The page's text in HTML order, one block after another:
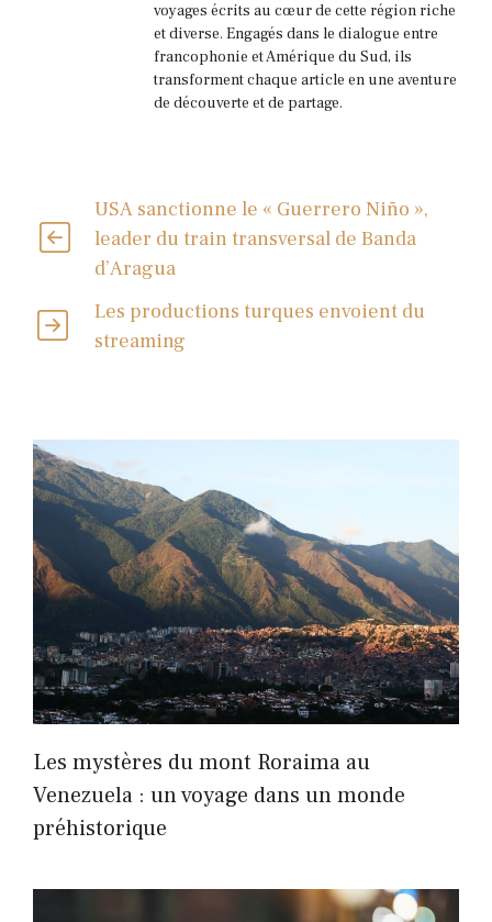
voyages écrits au cœur de cette région riche
et diverse. Engagés dans le dialogue entre
francophonie et Amérique du Sud, ils
transforment chaque article en une aventure
de découverte et de partage.
USA sanctionne le « Guerrero Niño »,
leader du train transversal de Banda
d’Aragua
Les productions turques envoient du
streaming
Les mystères du mont Roraima au
Venezuela : un voyage dans un monde
préhistorique